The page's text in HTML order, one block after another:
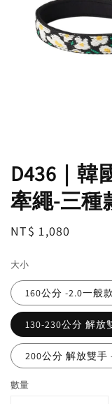
D436｜
牽繩-三種
Regular
NT$ 1,080
大小
160公分 -2.0一般
130-230公分 解放
200公分 解放雙手
數量